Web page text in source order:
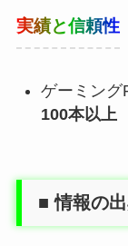
実績と信頼性
ゲーミング
100本以上
■ 情報の